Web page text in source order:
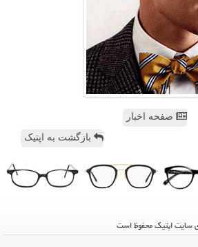
صفحه اخبار
بازگشت به اپتیک